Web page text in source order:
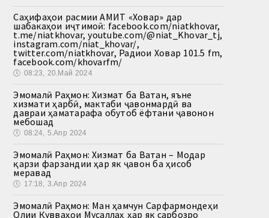
Саҳифаҳои расмии АМИТ «Ховар» дар
шабакаҳои иҷтимоӣ: facebook.com/niatkhovar,
t.me/niatkhovar, youtube.com/@niat_Khovar_tj,
instagram.com/niat_khovar/,
twitter.com/niatkhovar, Радиои Ховар 101.5 fm,
facebook.com/khovarfm/
🕔 08:23, 20.Май 2024
Эмомалӣ Раҳмон: Хизмат ба Ватан, яъне
хизмати ҳарбӣ, мактаби ҷавонмардӣ ва
давраи ҳаматарафа обутоб ёфтани ҷавонон
мебошад
🕔 08:24, 5.Апр 2024
Эмомалӣ Раҳмон: Хизмат ба Ватан – Модар
қарзи фарзандии ҳар як ҷавон ба ҳисоб
меравад
🕔 17:18, 3.Апр 2024
Эмомалӣ Раҳмон: Ман ҳамчун Сарфармондеҳи
Олии Қувваҳои Мусаллаҳ ҳар як сарбозро